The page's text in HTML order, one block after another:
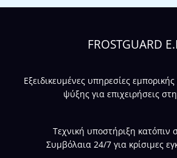
FROSTGUARD
Εξειδικευμένες υπηρεσίες
ψύξης για επιχειρήσεις
Τεχνική υποστήριξη κατόπιν
Συμβόλαια 24/7 για κρίσιμες